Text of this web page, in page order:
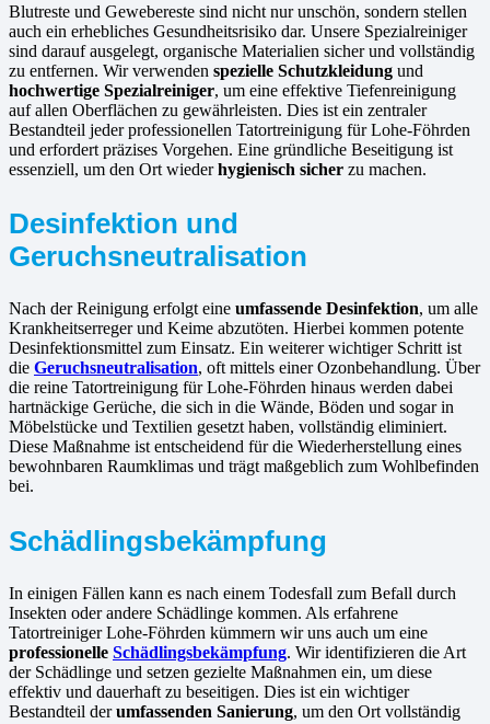
Blutreste und Gewebereste sind nicht nur unschön, sondern stellen
auch ein erhebliches Gesundheitsrisiko dar. Unsere Spezialreiniger
sind darauf ausgelegt, organische Materialien sicher und vollständig
zu entfernen. Wir verwenden spezielle Schutzkleidung und
hochwertige Spezialreiniger, um eine effektive Tiefenreinigung
auf allen Oberflächen zu gewährleisten. Dies ist ein zentraler
Bestandteil jeder professionellen Tatortreinigung für Lohe-Föhrden
und erfordert präzises Vorgehen. Eine gründliche Beseitigung ist
essenziell, um den Ort wiederhygienisch sicher zu machen.
Desinfektion und
Geruchsneutralisation
Nach der Reinigung erfolgt eine umfassende Desinfektion, um alle
Krankheitserreger und Keime abzutöten. Hierbei kommen potente
Desinfektionsmittel zum Einsatz. Ein weiterer wichtiger Schritt ist
die Geruchsneutralisation, oft mittels einer Ozonbehandlung. Über
die reine Tatortreinigung für Lohe-Föhrden hinaus werden dabei
hartnäckige Gerüche, die sich in die Wände, Böden und sogar in
Möbelstücke und Textilien gesetzt haben, vollständig eliminiert.
Diese Maßnahme ist entscheidend für die Wiederherstellung eines
bewohnbaren Raumklimas und trägt maßgeblich zum Wohlbefinden
bei.
Schädlingsbekämpfung
In einigen Fällen kann es nach einem Todesfall zum Befall durch
Insekten oder andere Schädlinge kommen. Als erfahrene
Tatortreiniger Lohe-Föhrden kümmern wir uns auch um eine
professionelle Schädlingsbekämpfung. Wir identifizieren die Art
der Schädlinge und setzen gezielte Maßnahmen ein, um diese
effektiv und dauerhaft zu beseitigen. Dies ist ein wichtiger
Bestandteil derumfassenden Sanierung, um den Ort vollständig